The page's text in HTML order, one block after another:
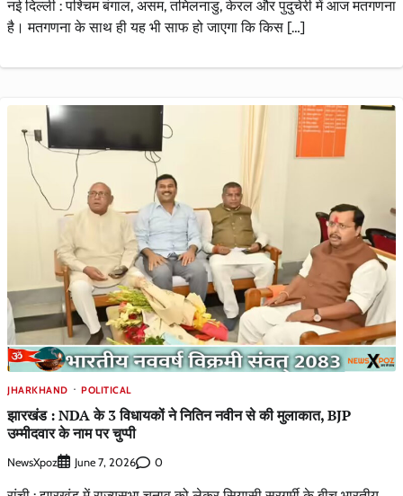
नई दिल्ली : पश्चिम बंगाल, असम, तमिलनाडु, केरल और पुदुचेरी में आज मतगणना
है। मतगणना के साथ ही यह भी साफ हो जाएगा कि किस […]
JHARKHAND POLITICAL
झारखंड : NDA के 3 विधायकों ने नितिन नवीन से की मुलाकात, BJP
उम्मीदवार के नाम पर चुप्पी
NewsXpoz June 7, 2026 0